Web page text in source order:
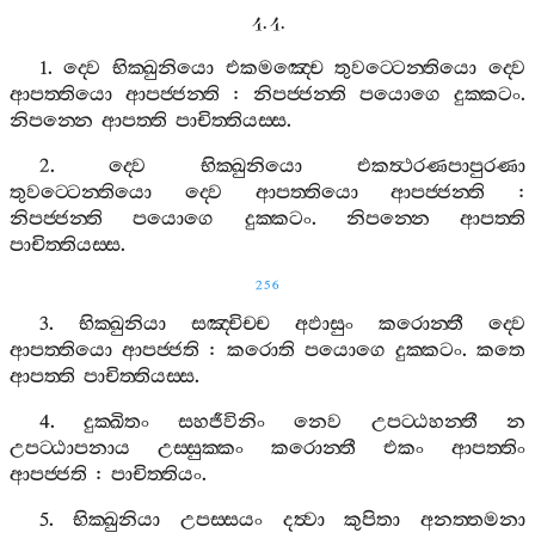
4. 4.
1.ද‍්වෙ භික‍්ඛුනියො එකමඤ‍්චෙ තුවට‍්ටෙන‍්තියො ද‍්වෙ
ආපත‍්තියො ආපජ‍්ජන‍්ති : නිපජ‍්ජන‍්ති පයොගෙ දුක‍්කටං.
නිපන‍්නෙ ආපත‍්ති පාචිත‍්තියස‍්ස.
2.ද‍්වෙ භික‍්ඛුනියො
එකත්‍ථරණපාපුරණා
තුවට‍්ටෙන‍්තියො
ද‍්වෙ ආපත‍්තියො ආපජ‍්ජන‍්ති :
නිපජ‍්ජන‍්ති
පයොගෙ දුක‍්කටං. නිපන‍්නෙ
ආපත‍්ති
පාචිත‍්තියස‍්ස.
256
3. භික‍්ඛුනියා සඤ‍්චිච‍්ච අඵාසුං කරොන‍්තී
ද‍්වෙ
ආපත‍්තියො ආපජ‍්ජති : කරොති පයොගෙ දුක‍්කටං.කතෙ
ආපත‍්ති පාචිත‍්තියස‍්ස.
4. දුක‍්ඛිතං සහජීවිනිං නෙව උපට‍්ඨහන‍්තී
න
උපට‍්ඨාපනාය
උස‍්සුක‍්කං කරොන‍්තී එකං
ආපත‍්තිං
ආපජ‍්ජති : පාචිත‍්තියං.
5.භික‍්ඛුනියා උපස‍්සයං දත්‍වා කුපිතා
අනත‍්තමනා